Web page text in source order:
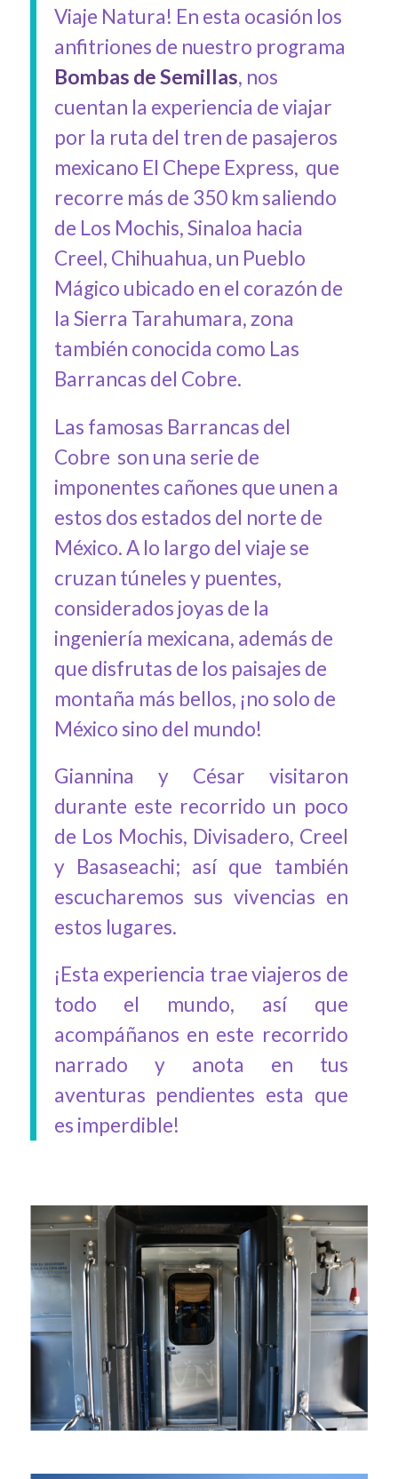
Viaje Natura! En esta ocasión los
anfitriones de nuestro programa
Bombas de Semillas, nos
cuentan la experiencia de viajar
por la ruta del tren de pasajeros
mexicano El Chepe Express, que
recorre más de 350 km saliendo
de Los Mochis, Sinaloa hacia
Creel, Chihuahua, un Pueblo
Mágico ubicado en el corazón de
la Sierra Tarahumara, zona
también conocida como Las
Barrancas del Cobre.
Las famosas Barrancas del
Cobre son una serie de
imponentes cañones que unen a
estos dos estados del norte de
México. A lo largo del viaje se
cruzan túneles y puentes,
considerados joyas de la
ingeniería mexicana, además de
que disfrutas de los paisajes de
montaña más bellos, ¡no solo de
México sino del mundo!
Giannina y César visitaron
durante este recorrido un poco
de Los Mochis, Divisadero, Creel
y Basaseachi; así que también
escucharemos sus vivencias en
estos lugares.
¡Esta experiencia trae viajeros de
todo el mundo, así que
acompáñanos en este recorrido
narrado y anota en tus
aventuras pendientes esta que
es imperdible!